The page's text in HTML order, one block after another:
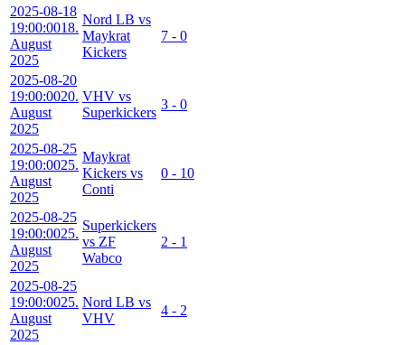
2025-08-18
19:00:0018.
August
2025
Nord LB vs
Maykrat
Kickers
7 - 0
2025-08-20
19:00:0020.
August
2025
VHV vs
Superkickers
3 - 0
2025-08-25
19:00:0025.
August
2025
Maykrat
Kickers vs
Conti
0 - 10
2025-08-25
19:00:0025.
August
2025
Superkickers
vs ZF
Wabco
2 - 1
2025-08-25
19:00:0025.
August
2025
Nord LB vs
VHV
4 - 2